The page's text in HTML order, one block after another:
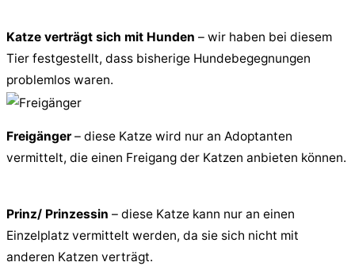
Katze verträgt sich mit Hunden – wir haben bei diesem
Tier festgestellt, dass bisherige Hundebegegnungen
problemlos waren.
Freigänger – diese Katze wird nur an Adoptanten
vermittelt, die einen Freigang der Katzen anbieten können.
Prinz/ Prinzessin – diese Katze kann nur an einen
Einzelplatz vermittelt werden, da sie sich nicht mit
anderen Katzen verträgt.